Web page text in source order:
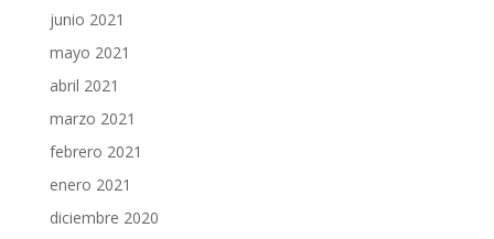
junio 2021
mayo 2021
abril 2021
marzo 2021
febrero 2021
enero 2021
diciembre 2020